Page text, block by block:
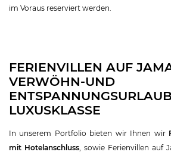
im Voraus reserviert werden.
FERIENVILLEN AUF
VERWÖHN-UND
LUXUSKLASSE
In unserem Portfolio bieten wir Ihnen wir
mit Hotelanschluss, sowie Ferienvillen auf